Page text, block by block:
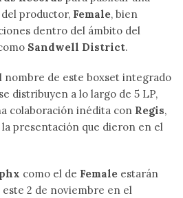
productor, Female, bien
dentro del ámbito del
Sandwell District.
nombre de este boxset integrado
distribuyen a lo largo de 5 LP,
colaboración inédita con Regis,
presentación que dieron en el
como el de Female estarán
2 de noviembre en el